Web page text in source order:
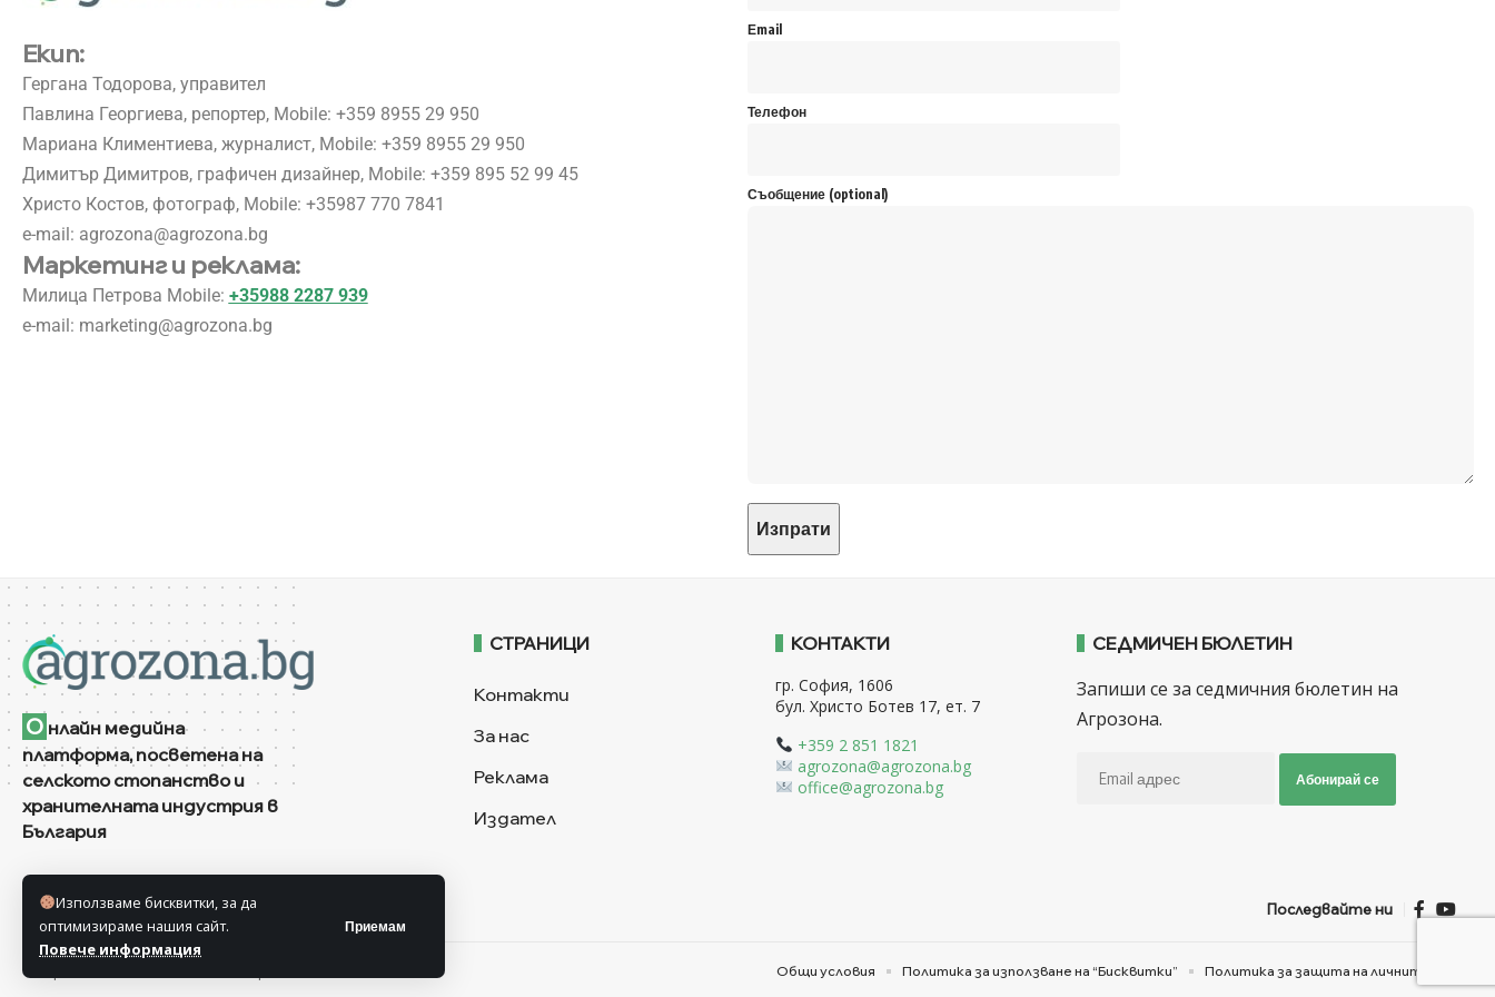
Използваме бисквитки, за да
оптимизираме нашия сайт.
Повече информация
Приемам
Екип:
Гергана Тодорова, управител
Павлина Георгиева, репортер, Mobile: +359 8955 29 950
Мариана Климентиева, журналист, Mobile: +359 8955 29 950
Димитър Димитров, графичен дизайнер, Mobile: +359 895 52 99 45
Христо Костов, фотограф, Mobile: +35987 770 7841
e-mail: agrozona@agrozona.bg
Маркетинг и реклама:
Милица Петрова Mobile: +35988 2287 939
e-mail: marketing@agrozona.bg
Еmail
Телефон
Съобщение (optional)
О нлайн медийна
платформа, посветена на
селското стопанство и
хранителната индустрия в
България
СТРАНИЦИ
Контакти
За нас
Реклама
Издател
КОНТАКТИ
гр. София, 1606
бул. Христо Ботев 17, ет. 7
+359 2 851 1821
agrozona@agrozona.bg
office@agrozona.bg
СЕДМИЧЕН БЮЛЕТИН
Запиши се за седмичния бюлетин на
Агрозона.
Абонирай се
Последвайте ни
© Агрозона © 2011-2025 Всички права запазени Общи условия Политика за използване на “Бисквитки” Политика за защита на личните данни